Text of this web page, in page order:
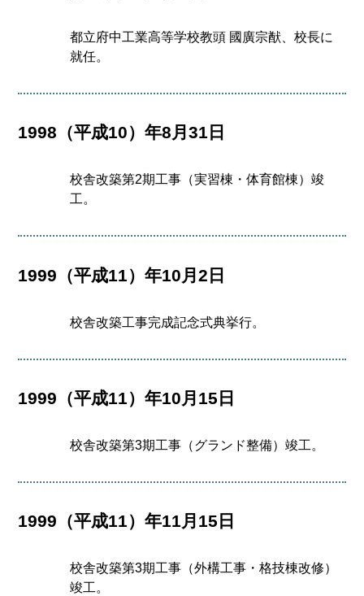
都立府中工業高等学校教頭 國廣宗猷、校長に
就任。
1998（平成10）年8月31日
校舎改築第2期工事（実習棟・体育館棟）竣
工。
1999（平成11）年10月2日
校舎改築工事完成記念式典挙行。
1999（平成11）年10月15日
校舎改築第3期工事（グランド整備）竣工。
1999（平成11）年11月15日
校舎改築第3期工事（外構工事・格技棟改修）
竣工。